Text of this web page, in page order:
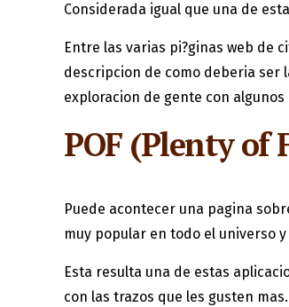
Considerada igual que una de
Entre las varias pi?ginas web de
descripcion de como deberia ser
exploracion de gente con
POF (Plenty of
Puede acontecer una pagina
muy popular en todo el universo
Esta resulta una de estas
con las trazos que les gusten mas.